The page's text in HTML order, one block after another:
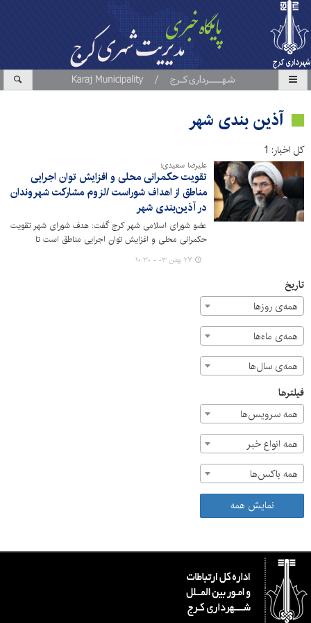
آذین بندی شهر
کل اخبار: 1
علیرضا سعیدی؛
تقویت حکمرانی محلی و افزایش توان اجرایی
مناطق از اهداف شوراست /لزوم مشارکت شهروندان
در آذین‌بندی شهر
عضو شورای اسلامی شهر کرج گفت: هدف شورای شهر تقویت
حکمرانی محلی و افزایش توان اجرایی مناطق است تا
تصمیم‌گیری‌ها و اجرای پروژه‌ها با سرعت، دقت و هماهنگی
بیشتری انجام شود.
۲۷ بهمن ۰۳ - ۱۰:۳۰
تاریخ
همه‌ی روزها
همه‌ی ماه‌ها
همه‌ی سال‌ها
فیلترها
همه سرویس‌ها
همه انواع خبر
همه باکس‌ها
نمایش همه